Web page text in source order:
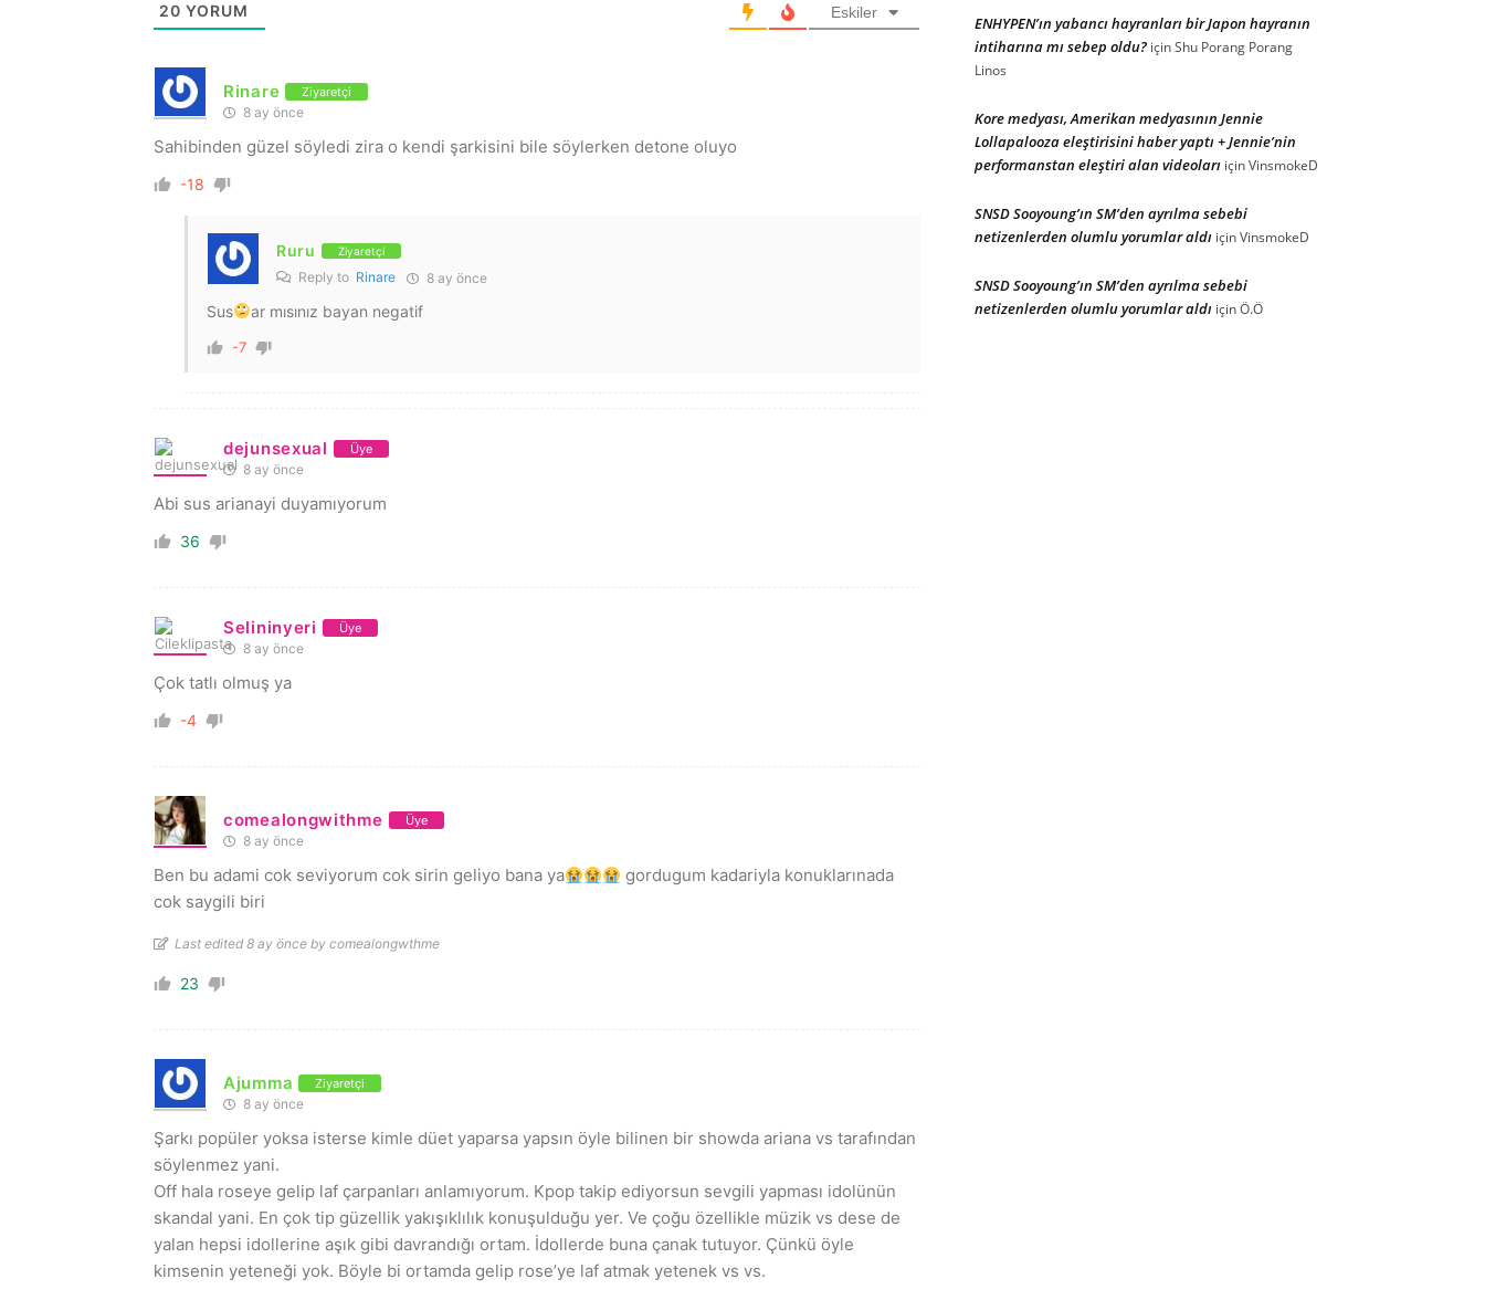
20 YORUM Eskiler
Rinare Ziyaretçi
8 ay önce
Sahibinden güzel söyledi zira o kendi şarkisini bile söylerken detone oluyo
-18
Ruru Ziyaretçi
Reply to Rinare 8 ay önce
Sus ar mısınız bayan negatif
-7
dejunsexual Üye
8 ay önce
Abi sus arianayi duyamıyorum
36
Selininyeri Üye
8 ay önce
Çok tatlı olmuş ya
-4
comealongwithme Üye
8 ay önce
Ben bu adami cok seviyorum cok sirin geliyo bana ya
gordugum kadariyla konuklarınada
cok saygili biri
Last edited 8 ay önce by comealongwthme
23
Ajumma Ziyaretçi
8 ay önce
Şarkı popüler yoksa isterse kimle düet yaparsa yapsın öyle bilinen bir showda ariana vs tarafından
söylenmez yani.
Off hala roseye gelip laf çarpanları anlamıyorum. Kpop takip ediyorsun sevgili yapması idolünün
skandal yani. En çok tip güzellik yakışıklılık konuşulduğu yer. Ve çoğu özellikle müzik vs dese de
yalan hepsi idollerine aşık gibi davrandığı ortam. İdollerde buna çanak tutuyor. Çünkü öyle
kimsenin yeteneği yok. Böyle bi ortamda gelip rose’ye laf atmak yetenek vs vs.
ENHYPEN’ın yabancı hayranları bir Japon hayranın
intiharına mı sebep oldu? içinShu Porang Porang
Linos
Kore medyası, Amerikan medyasının Jennie
Lollapalooza eleştirisini haber yaptı + Jennie’nin
performanstan eleştiri alan videoları içinVinsmokeD
SNSD Sooyoung’ın SM’den ayrılma sebebi
netizenlerden olumlu yorumlar aldı içinVinsmokeD
SNSD Sooyoung’ın SM’den ayrılma sebebi
netizenlerden olumlu yorumlar aldı içinÖ.Ö